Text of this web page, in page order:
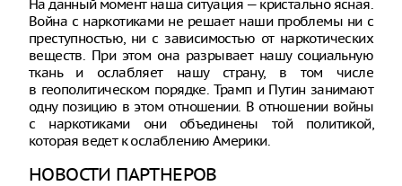
На данный момент наша ситуация — кристально ясная.
Война с наркотиками не решает наши проблемы ни с
преступностью, ни с зависимостью от наркотических
веществ. При этом она разрывает нашу социальную
ткань и ослабляет нашу страну, в том числе
в геополитическом порядке. Трамп и Путин занимают
одну позицию в этом отношении. В отношении войны
с наркотиками они объединены той политикой,
которая ведет к ослаблению Америки.
НОВОСТИ ПАРТНЕРОВ